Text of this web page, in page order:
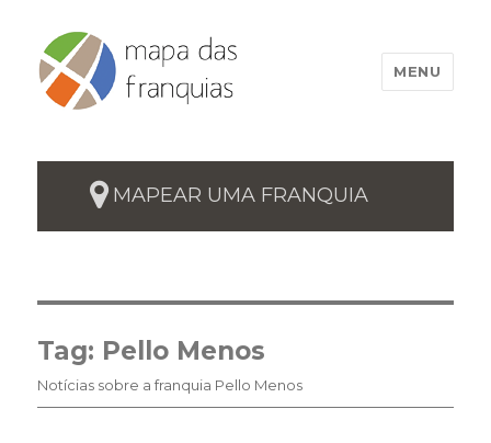
MENU
MAPEAR UMA FRANQUIA
Tag: Pello Menos
Notícias sobre a franquia Pello Menos